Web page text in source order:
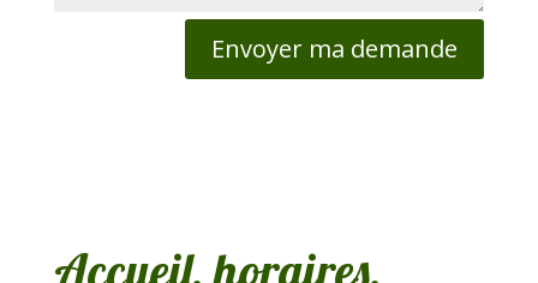
Envoyer ma demande
Accueil, horaires,